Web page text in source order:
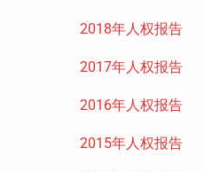
2018年人权报告
2017年人权报告
2016年人权报告
2015年人权报告